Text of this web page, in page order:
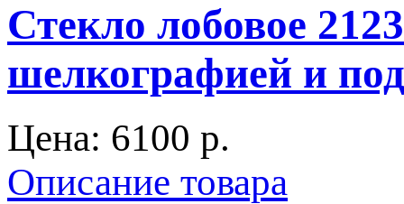
Стекло лобовое
шелкографией и
Цена: 6100 p.
Описание товара